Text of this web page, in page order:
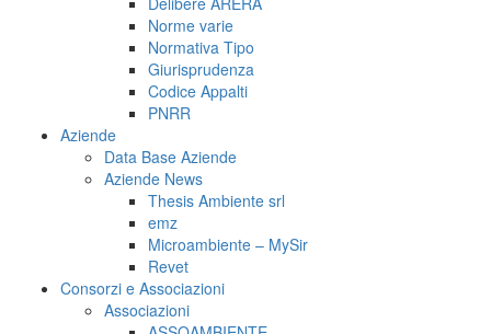
Norme varie
Normativa Tipo
Giurisprudenza
Codice Appalti
PNRR
Aziende
Data Base Aziende
Aziende News
Thesis Ambiente srl
emz
Microambiente – MySir
Revet
Consorzi e Associazioni
Associazioni